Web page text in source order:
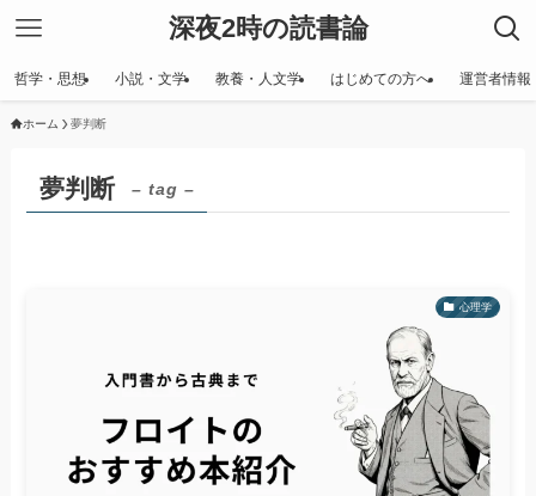
深夜2時の読書論
哲学・思想 小説・文学 教養・人文学 はじめての方へ 運営者情報
ホーム 夢判断
夢判断 – tag –
心理学